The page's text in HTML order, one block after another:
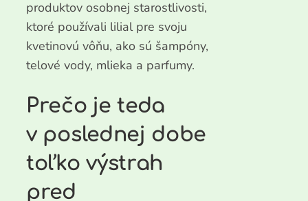
produktov osobnej starostlivosti,
ktoré používali lilial pre svoju
kvetinovú vôňu, ako sú šampóny,
telové vody, mlieka a parfumy.
Prečo je teda
v poslednej dobe
toľko výstrah
pred